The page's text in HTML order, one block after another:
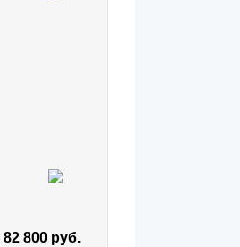
82 800 руб.